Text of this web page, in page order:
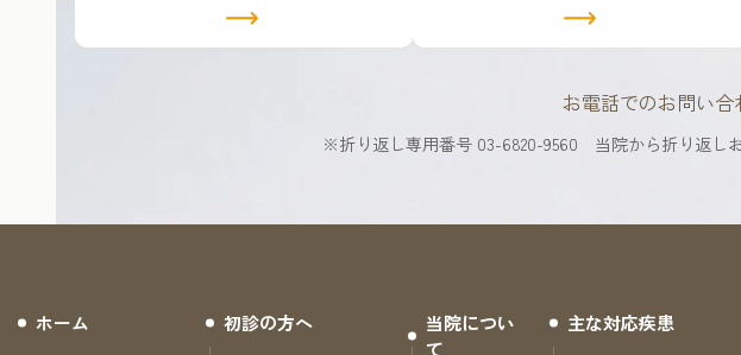
お電話でのお問い合
※折り返し専用番号 03-6820-9560 当院から折り返し
ホーム 初診の方へ
当院につい
て
主な対応疾患